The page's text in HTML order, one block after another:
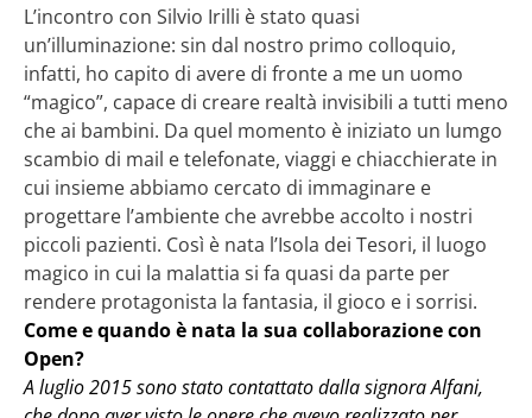
L’incontro con Silvio Irilli è stato quasi
un’illuminazione: sin dal nostro primo colloquio,
infatti, ho capito di avere di fronte a me un uomo
“magico”, capace di creare realtà invisibili a tutti meno
che ai bambini. Da quel momento è iniziato un lumgo
scambio di mail e telefonate, viaggi e chiacchierate in
cui insieme abbiamo cercato di immaginare e
progettare l’ambiente che avrebbe accolto i nostri
piccoli pazienti. Così è nata l’Isola dei Tesori, il luogo
magico in cui la malattia si fa quasi da parte per
rendere protagonista la fantasia, il gioco e i sorrisi.
Come e quando è nata la sua collaborazione con
Open?
A luglio 2015 sono stato contattato dalla signora Alfani,